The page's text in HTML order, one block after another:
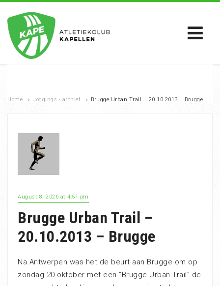
Home › Joggings - archief › Brugge Urban Trail – 20.10.2013 – Brugge
August 8, 2026 at 4:51 pm
Brugge Urban Trail –
20.10.2013 – Brugge
Na Antwerpen was het de beurt aan Brugge om op
zondag 20 oktober met een “Brugge Urban Trail” de